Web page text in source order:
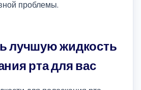
проблемы.
лучшую жидкость
рта для вас